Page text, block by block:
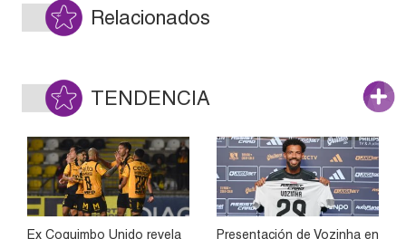
Relacionados
TENDENCIA
Ex Coquimbo Unido revela
Presentación de Vozinha en